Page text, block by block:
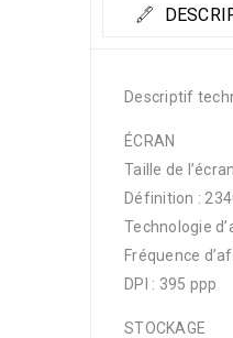
Descriptif
ÉCRAN
Taille de
Définition :
Technologie
Fréquence
DPI : 395 ppp
STOCKAGE